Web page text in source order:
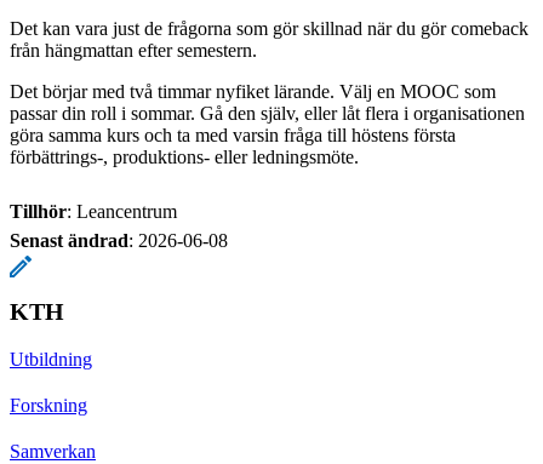
Det kan vara just de frågorna som gör skillnad när du gör comeback
från hängmattan efter semestern.
Det börjar med två timmar nyfiket lärande. Välj en MOOC som
passar din roll i sommar. Gå den själv, eller låt flera i organisationen
göra samma kurs och ta med varsin fråga till höstens första
förbättrings-, produktions- eller ledningsmöte.
Tillhör: Leancentrum
Senast ändrad: 2026-06-08
KTH
Utbildning
Forskning
Samverkan